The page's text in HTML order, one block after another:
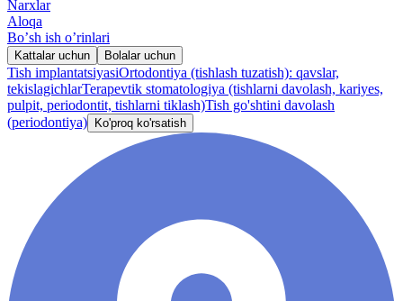
Narxlar
Aloqa
Boʼsh ish oʼrinlari
Kattalar uchun Bolalar uchun
Tish implantatsiyasiOrtodontiya (tishlash tuzatish): qavslar,
tekislagichlarTerapevtik stomatologiya (tishlarni davolash, kariyes,
pulpit, periodontit, tishlarni tiklash)Tish go'shtini davolash
(periodontiya) Ko'proq ko'rsatish